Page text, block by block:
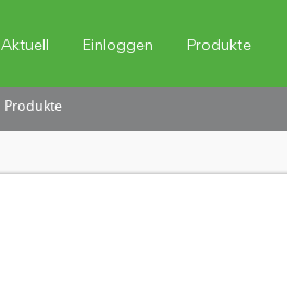
Aktuell Einloggen Produkte
Produkte